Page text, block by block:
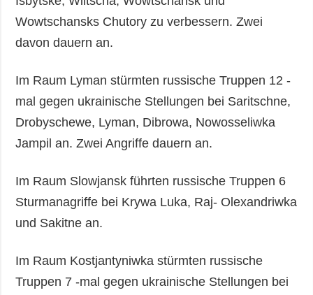
Wowtschansks Chutory zu verbessern. Zwei
davon dauern an.
Im Raum Lyman stürmten russische Truppen 12 -
mal gegen ukrainische Stellungen bei Saritschne,
Drobyschewe, Lyman, Dibrowa, Nowosseliwka
Jampil an. Zwei Angriffe dauern an.
Im Raum Slowjansk führten russische Truppen 6
Sturmanagriffe bei Krywa Luka, Raj- Olexandriwka
und Sakitne an.
Im Raum Kostjantyniwka stürmten russische
Truppen 7 -mal gegen ukrainische Stellungen bei